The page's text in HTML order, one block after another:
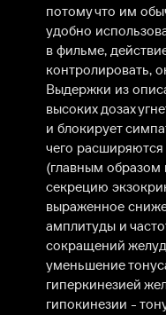
потому что им
удобно
в фильме,
контролировать,
Выдержки из
высоких дозах
и блокирует
чего
(главным
секрецию
выраженное
амплитуды и
сокращений
уменьшение
гиперкинезией
гипокинезии -